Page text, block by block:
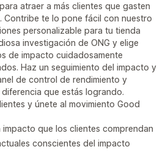
atraer a más clientes que gasten
Contribe te lo pone fácil con nuestro
personalizable para tu tienda
investigación de ONG y elige
de impacto cuidadosamente
Haz un seguimiento del impacto y
de control de rendimiento y
que estás logrando.
y únete al movimiento Good
impacto que los clientes comprendan
conscientes del impacto